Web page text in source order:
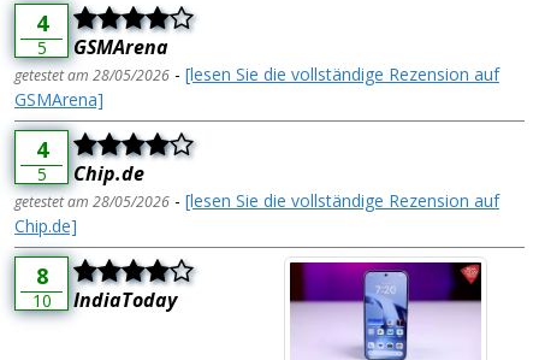
4
5 GSMArena
getestet am 28/05/2026 - [lesen Sie die vollständige Rezension auf
GSMArena]
4
5 Chip.de
getestet am 28/05/2026 - [lesen Sie die vollständige Rezension auf
Chip.de]
8
10 IndiaToday